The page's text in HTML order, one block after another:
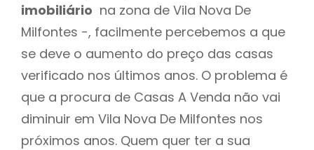
imobiliário na zona de Vila Nova De
Milfontes -, facilmente percebemos a que
se deve o aumento do preço das casas
verificado nos últimos anos. O problema é
que a procura de Casas A Venda não vai
diminuir em Vila Nova De Milfontes nos
próximos anos. Quem quer ter a sua